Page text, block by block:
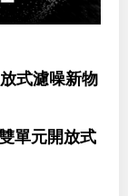
式濾噪新物
單元開放式